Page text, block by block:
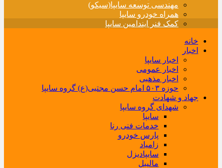
مهندسی توسعه سایپا(سیکو)
همراه خودرو سایپا
کمک فنر ایندامین سایپا
خانه
اخبار
اخبار سایپا
اخبار عمومی
اخبار مذهبی
حوزه ۵۰۳ امام حسن مجتبی(ع) گروه سایپا
جهاد و شهادت
شهدای گروه سایپا
سایپا
خدمات فنی رنا
پارس خودرو
زامیاد
سایپادیزل
مالیبل